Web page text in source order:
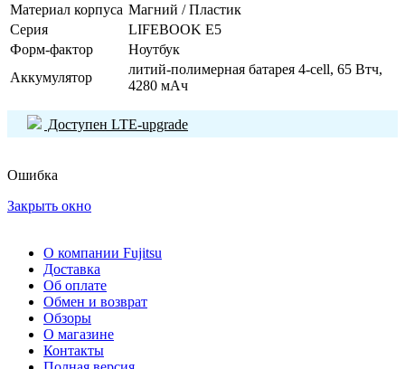
Материал корпуса Магний / Пластик
Серия
LIFEBOOK E5
Форм-фактор
Ноутбук
Аккумулятор
литий-полимерная батарея 4-cell, 65 Втч,
4280 мАч
Доступен LTE-upgrade
Ошибка
Закрыть окно
О компании Fujitsu
Доставка
Об оплате
Обмен и возврат
Обзоры
О магазине
Контакты